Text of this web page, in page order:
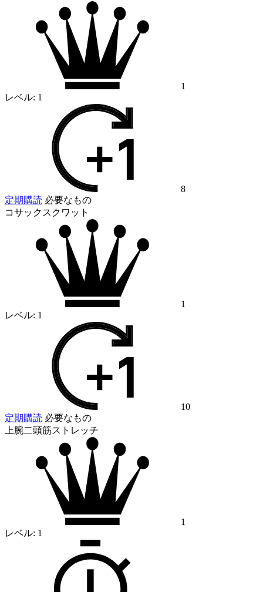
1
レベル: 1
8
定期購読 必要なもの
コサックスクワット
1
レベル: 1
10
定期購読 必要なもの
上腕二頭筋ストレッチ
1
レベル: 1